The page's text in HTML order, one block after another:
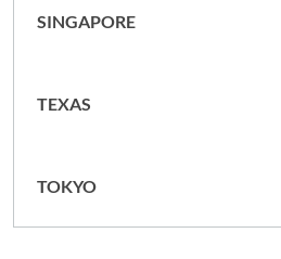
SINGAPORE
TEXAS
TOKYO